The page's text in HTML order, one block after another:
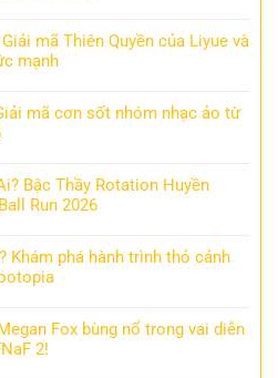
mã Thiên Quyền của Liyue và
mạnh
mã cơn sốt nhóm nhạc ảo từ
Bậc Thầy Rotation Huyền
Run 2026
Khám phá hành trình thỏ cảnh
Fox bùng nổ trong vai diễn
2!